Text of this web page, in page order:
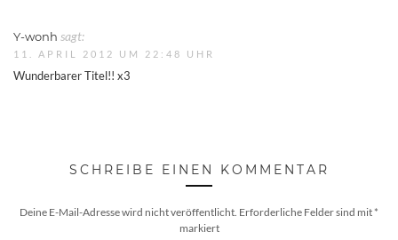
Y-wonh sagt:
11. APRIL 2012 UM 22:48 UHR
Wunderbarer Titel!! x3
SCHREIBE EINEN KOMMENTAR
Deine E-Mail-Adresse wird nicht veröffentlicht. Erforderliche Felder sind mit *
markiert